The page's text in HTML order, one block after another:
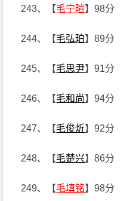
243、【毛宁暄】98分
244、【毛弘珀】89分
245、【毛思尹】91分
246、【毛和尚】94分
247、【毛俊炘】92分
248、【毛楚兴】86分
249、【毛填铭】98分